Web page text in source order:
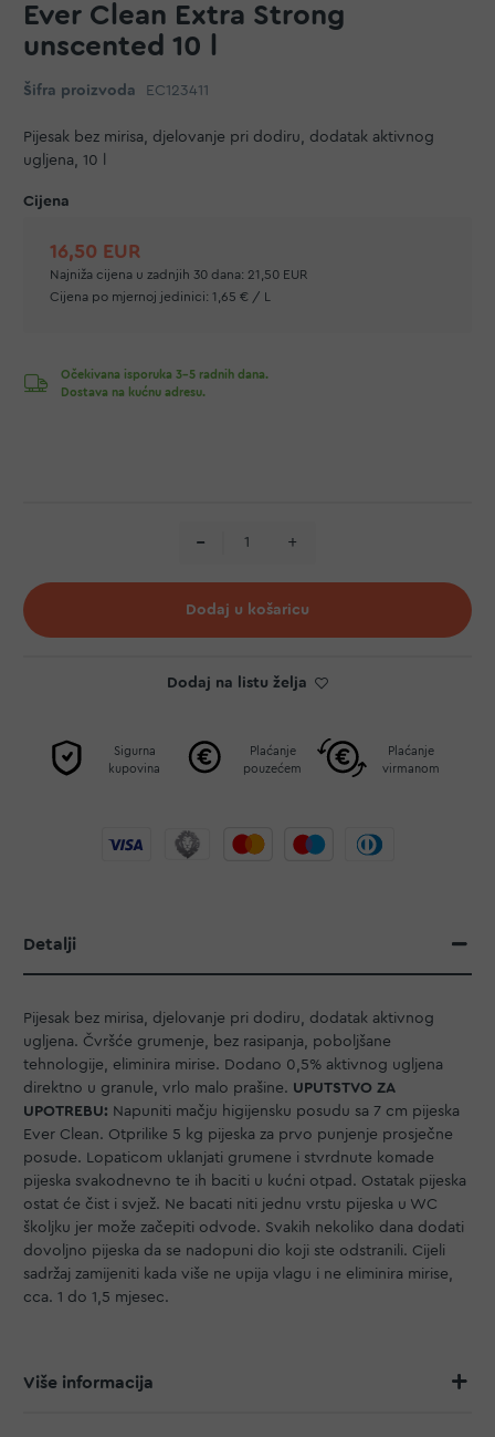
Ever Clean Extra Strong
unscented 10 l
Šifra proizvoda EC123411
Pijesak bez mirisa, djelovanje pri dodiru, dodatak aktivnog
ugljena, 10 l
16,50 EUR
Najniža cijena u zadnjih 30 dana: 21,50 EUR
Cijena po mjernoj jedinici: 1,65 € / L
Očekivana isporuka 3-5 radnih dana.
Dostava na kućnu adresu.
Dodaj u košaricu
Dodaj na listu želja
Sigurna
kupovina
Plaćanje
pouzećem
Plaćanje
virmanom
Detalji
Pijesak bez mirisa, djelovanje pri dodiru, dodatak aktivnog
ugljena. Čvršće grumenje, bez rasipanja, poboljšane
tehnologije, eliminira mirise. Dodano 0,5% aktivnog ugljena
direktno u granule, vrlo malo prašine. UPUTSTVO ZA
UPOTREBU: Napuniti mačju higijensku posudu sa 7 cm pijeska
Ever Clean. Otprilike 5 kg pijeska za prvo punjenje prosječne
posude. Lopaticom uklanjati grumene i stvrdnute komade
pijeska svakodnevno te ih baciti u kućni otpad. Ostatak pijeska
ostat će čist i svjež. Ne bacati niti jednu vrstu pijeska u WC
školjku jer može začepiti odvode. Svakih nekoliko dana dodati
dovoljno pijeska da se nadopuni dio koji ste odstranili. Cijeli
sadržaj zamijeniti kada više ne upija vlagu i ne eliminira mirise,
cca. 1 do 1,5 mjesec.
Više informacija